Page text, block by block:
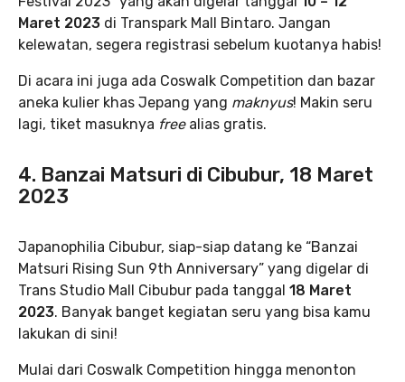
Maret 2023 di Transpark Mall Bintaro. Jangan
kelewatan, segera registrasi sebelum kuotanya habis!
Di acara ini juga ada Coswalk Competition dan bazar
aneka kulier khas Jepang yang maknyus! Makin seru
lagi, tiket masuknya free alias gratis.
4. Banzai Matsuri di Cibubur, 18 Maret
2023
Japanophilia Cibubur, siap-siap datang ke “Banzai
Matsuri Rising Sun 9th Anniversary” yang digelar di
Trans Studio Mall Cibubur pada tanggal 18 Maret
2023. Banyak banget kegiatan seru yang bisa kamu
lakukan di sini!
Mulai dari Coswalk Competition hingga menonton